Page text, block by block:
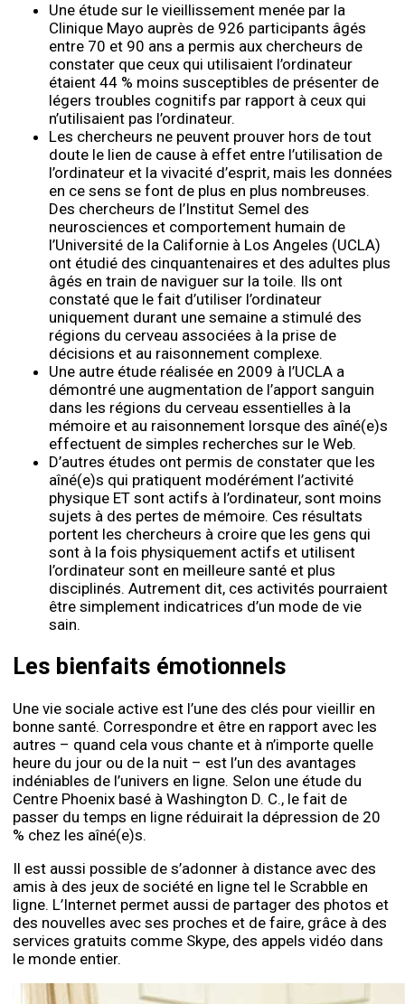
Une étude sur le vieillissement menée par la
Clinique Mayo auprès de 926 participants âgés
entre 70 et 90 ans a permis aux chercheurs de
constater que ceux qui utilisaient l’ordinateur
étaient 44 % moins susceptibles de présenter de
légers troubles cognitifs par rapport à ceux qui
n’utilisaient pas l’ordinateur.
Les chercheurs ne peuvent prouver hors de tout
doute le lien de cause à effet entre l’utilisation de
l’ordinateur et la vivacité d’esprit, mais les données
en ce sens se font de plus en plus nombreuses.
Des chercheurs de l’Institut Semel des
neurosciences et comportement humain de
l’Université de la Californie à Los Angeles (UCLA)
ont étudié des cinquantenaires et des adultes plus
âgés en train de naviguer sur la toile. Ils ont
constaté que le fait d’utiliser l’ordinateur
uniquement durant une semaine a stimulé des
régions du cerveau associées à la prise de
décisions et au raisonnement complexe.
Une autre étude réalisée en 2009 à l’UCLA a
démontré une augmentation de l’apport sanguin
dans les régions du cerveau essentielles à la
mémoire et au raisonnement lorsque des aîné(e)s
effectuent de simples recherches sur le Web.
D’autres études ont permis de constater que les
aîné(e)s qui pratiquent modérément l’activité
physique ET sont actifs à l’ordinateur, sont moins
sujets à des pertes de mémoire. Ces résultats
portent les chercheurs à croire que les gens qui
sont à la fois physiquement actifs et utilisent
l’ordinateur sont en meilleure santé et plus
disciplinés. Autrement dit, ces activités pourraient
être simplement indicatrices d’un mode de vie
sain.
Les bienfaits émotionnels
Une vie sociale active est l’une des clés pour vieillir en
bonne santé. Correspondre et être en rapport avec les
autres – quand cela vous chante et à n’importe quelle
heure du jour ou de la nuit – est l’un des avantages
indéniables de l’univers en ligne. Selon une étude du
Centre Phoenix basé à Washington D. C., le fait de
passer du temps en ligne réduirait la dépression de 20
% chez les aîné(e)s.
Il est aussi possible de s’adonner à distance avec des
amis à des jeux de société en ligne tel le Scrabble en
ligne. L’Internet permet aussi de partager des photos et
des nouvelles avec ses proches et de faire, grâce à des
services gratuits comme Skype, des appels vidéo dans
le monde entier.